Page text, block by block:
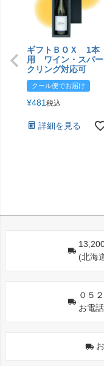
ギフトＢＯＸ 1本
用 ワイン・スパー
クリング対応可
クール便でお届け
¥481 税込
詳細を見る
(北海
０５
お電